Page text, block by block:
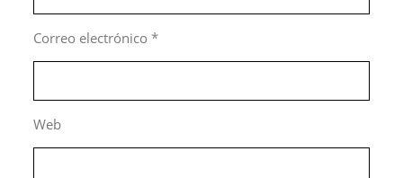
Correo electrónico*
Web